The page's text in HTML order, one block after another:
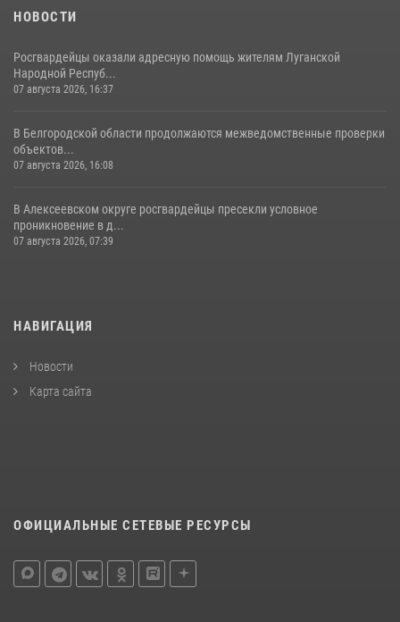
НОВОСТИ
Росгвардейцы оказали адресную помощь жителям Луганской
Народной Респуб...
07 августа 2026, 16:37
В Белгородской области продолжаются межведомственные проверки
объектов...
07 августа 2026, 16:08
В Алексеевском округе росгвардейцы пресекли условное
проникновение в д...
07 августа 2026, 07:39
НАВИГАЦИЯ
Новости
Карта сайта
ОФИЦИАЛЬНЫЕ СЕТЕВЫЕ РЕСУРСЫ